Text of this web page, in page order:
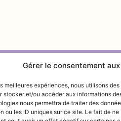
Gérer le consentement
meilleures expériences, nous utilisons
stocker et/ou accéder aux informations
nous permettra de traiter des
ou les ID uniques sur ce site. Le fait de